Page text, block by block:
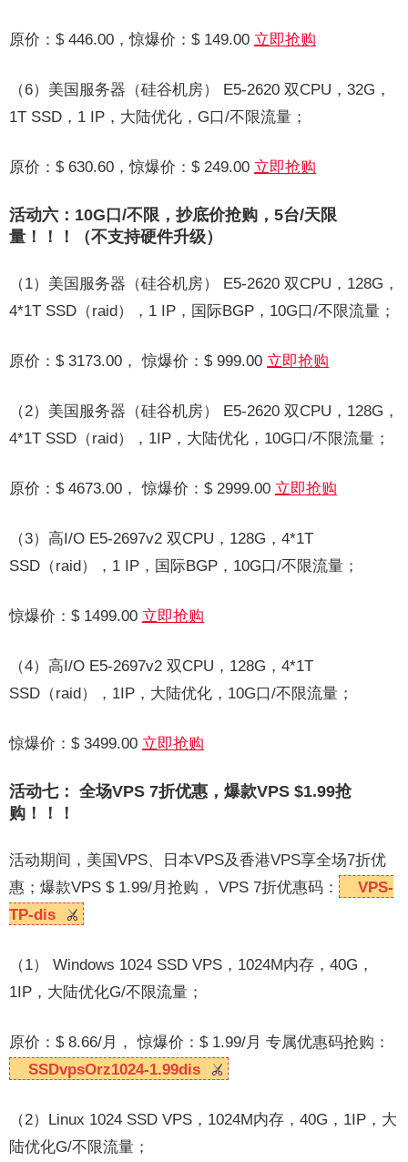
原价：$ 446.00，惊爆价：$ 149.00 立即抢购
（6）美国服务器（硅谷机房） E5-2620 双CPU，32G，
1T SSD，1 IP，大陆优化，G口/不限流量；
原价：$ 630.60，惊爆价：$ 249.00 立即抢购
活动六：10G口/不限，抄底价抢购，5台/天限
量！！！（不支持硬件升级）
（1）美国服务器（硅谷机房） E5-2620 双CPU，128G，
4*1T SSD（raid），1 IP，国际BGP，10G口/不限流量；
原价：$ 3173.00， 惊爆价：$ 999.00 立即抢购
（2）美国服务器（硅谷机房） E5-2620 双CPU，128G，
4*1T SSD（raid），1IP，大陆优化，10G口/不限流量；
原价：$ 4673.00， 惊爆价：$ 2999.00 立即抢购
（3）高I/O E5-2697v2 双CPU，128G，4*1T
SSD（raid），1 IP，国际BGP，10G口/不限流量；
惊爆价：$ 1499.00 立即抢购
（4）高I/O E5-2697v2 双CPU，128G，4*1T
SSD（raid），1IP，大陆优化，10G口/不限流量；
惊爆价：$ 3499.00 立即抢购
活动七： 全场VPS 7折优惠，爆款VPS $1.99抢
购！！！
活动期间， 美国VPS、 日本VPS及香港VPS享全场7折优
惠；爆款VPS $ 1.99/月抢购， VPS 7折优惠码：
VPS-
TP-dis
（1） Windows 1024 SSD VPS，1024M内存，40G，
1IP，大陆优化G/不限流量；
原价：$ 8.66/月， 惊爆价：$ 1.99/月 专属优惠码抢购：
SSDvpsOrz1024-1.99dis
（2）Linux 1024 SSD VPS，1024M内存，40G，1IP，大
陆优化G/不限流量；